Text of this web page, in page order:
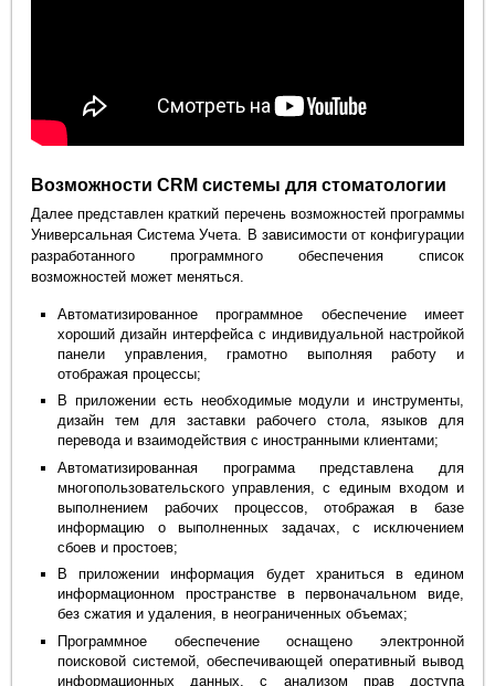
Возможности CRM системы для стоматологии
Далее представлен краткий перечень возможностей программы
Универсальная Система Учета. В зависимости от конфигурации
разработанного программного обеспечения список
возможностей может меняться.
Автоматизированное программное обеспечение имеет
хороший дизайн интерфейса с индивидуальной настройкой
панели управления, грамотно выполняя работу и
отображая процессы;
В приложении есть необходимые модули и инструменты,
дизайн тем для заставки рабочего стола, языков для
перевода и взаимодействия с иностранными клиентами;
Автоматизированная программа представлена для
многопользовательского управления, с единым входом и
выполнением рабочих процессов, отображая в базе
информацию о выполненных задачах, с исключением
сбоев и простоев;
В приложении информация будет храниться в едином
информационном пространстве в первоначальном виде,
без сжатия и удаления, в неограниченных объемах;
Программное обеспечение оснащено электронной
поисковой системой, обеспечивающей оперативный вывод
информационных данных, с анализом прав доступа